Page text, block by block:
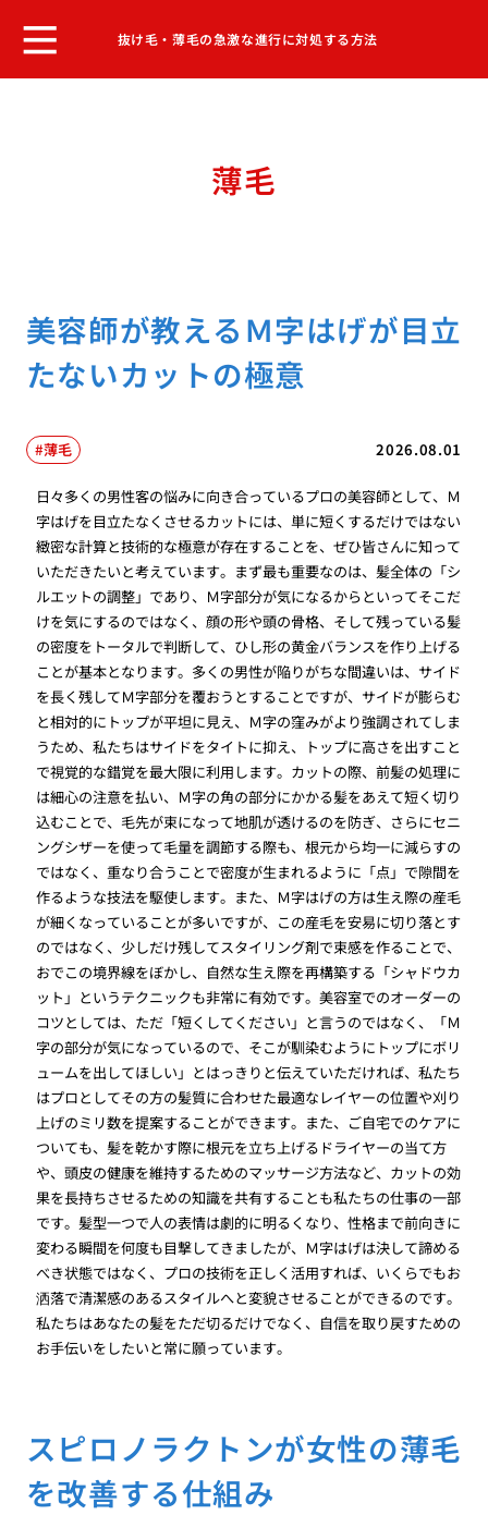
抜け毛・薄毛の急激な進行に対処する方法
薄毛
美容師が教えるＭ字はげが目立
たないカットの極意
2026.08.01
薄毛
日々多くの男性客の悩みに向き合っているプロの美容師として、Ｍ
字はげを目立たなくさせるカットには、単に短くするだけではない
緻密な計算と技術的な極意が存在することを、ぜひ皆さんに知って
いただきたいと考えています。まず最も重要なのは、髪全体の「シ
ルエットの調整」であり、Ｍ字部分が気になるからといってそこだ
けを気にするのではなく、顔の形や頭の骨格、そして残っている髪
の密度をトータルで判断して、ひし形の黄金バランスを作り上げる
ことが基本となります。多くの男性が陥りがちな間違いは、サイド
を長く残してＭ字部分を覆おうとすることですが、サイドが膨らむ
と相対的にトップが平坦に見え、Ｍ字の窪みがより強調されてしま
うため、私たちはサイドをタイトに抑え、トップに高さを出すこと
で視覚的な錯覚を最大限に利用します。カットの際、前髪の処理に
は細心の注意を払い、Ｍ字の角の部分にかかる髪をあえて短く切り
込むことで、毛先が束になって地肌が透けるのを防ぎ、さらにセニ
ングシザーを使って毛量を調節する際も、根元から均一に減らすの
ではなく、重なり合うことで密度が生まれるように「点」で隙間を
作るような技法を駆使します。また、Ｍ字はげの方は生え際の産毛
が細くなっていることが多いですが、この産毛を安易に切り落とす
のではなく、少しだけ残してスタイリング剤で束感を作ることで、
おでこの境界線をぼかし、自然な生え際を再構築する「シャドウカ
ット」というテクニックも非常に有効です。美容室でのオーダーの
コツとしては、ただ「短くしてください」と言うのではなく、「Ｍ
字の部分が気になっているので、そこが馴染むようにトップにボリ
ュームを出してほしい」とはっきりと伝えていただければ、私たち
はプロとしてその方の髪質に合わせた最適なレイヤーの位置や刈り
上げのミリ数を提案することができます。また、ご自宅でのケアに
ついても、髪を乾かす際に根元を立ち上げるドライヤーの当て方
や、頭皮の健康を維持するためのマッサージ方法など、カットの効
果を長持ちさせるための知識を共有することも私たちの仕事の一部
です。髪型一つで人の表情は劇的に明るくなり、性格まで前向きに
変わる瞬間を何度も目撃してきましたが、Ｍ字はげは決して諦める
べき状態ではなく、プロの技術を正しく活用すれば、いくらでもお
洒落で清潔感のあるスタイルへと変貌させることができるのです。
私たちはあなたの髪をただ切るだけでなく、自信を取り戻すための
お手伝いをしたいと常に願っています。
スピロノラクトンが女性の薄毛
を改善する仕組み